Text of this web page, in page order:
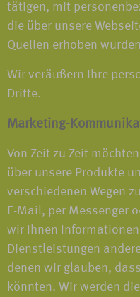
tätigen, mit
die über unsere
Quellen erhoben
Wir veräußern Ihre
Dritte.
Marketing-
Von Zeit zu Zeit
über unsere Produkte
verschiedenen Wegen
E-Mail, per Messenger
wir Ihnen
Dienstleistungen
denen wir glauben,
könnten. Wir werden